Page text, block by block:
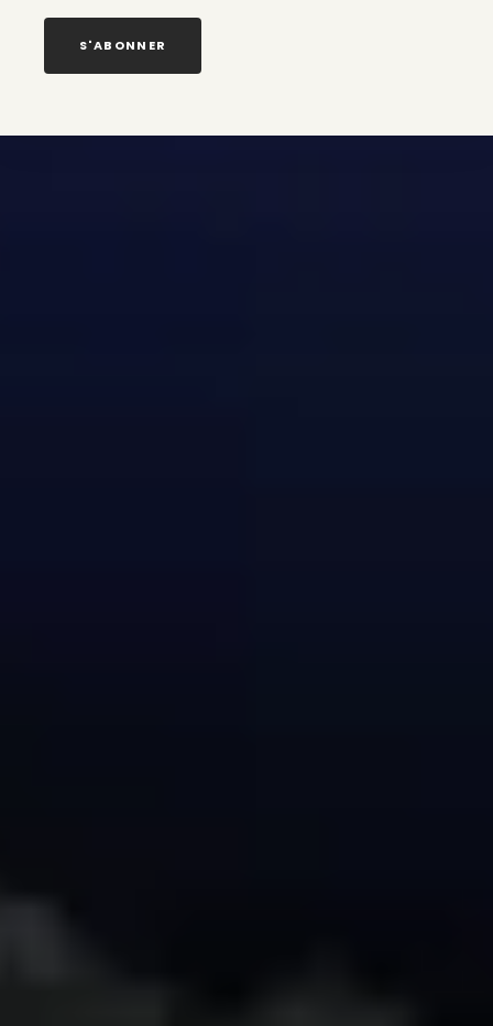
S'ABONNER